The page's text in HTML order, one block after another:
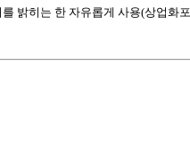
밝히는 한 자유롭게 사용(상업화